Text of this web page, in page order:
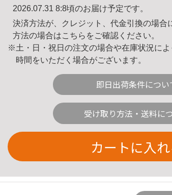
2026.07.31 8:8頃のお届け予定です。
決済方法が、クレジット、代金引換の場合
方法の場合はこちら をご確認ください。
※土・日・祝日の注文の場合や在庫状況に
時間をいただく場合がございます。
即日出荷条件につい
受け取り方法・送料に
カートに入